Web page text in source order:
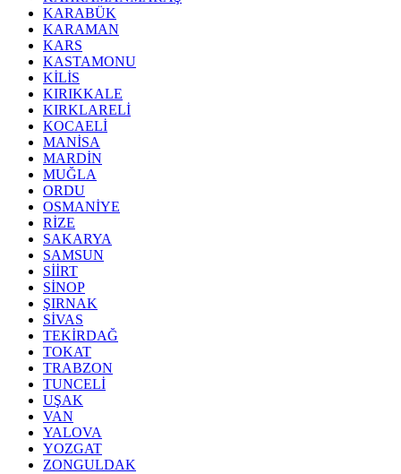
KARABÜK
KARAMAN
KARS
KASTAMONU
KİLİS
KIRIKKALE
KIRKLARELİ
KOCAELİ
MANİSA
MARDİN
MUĞLA
ORDU
OSMANİYE
RİZE
SAKARYA
SAMSUN
SİİRT
SİNOP
ŞIRNAK
SİVAS
TEKİRDAĞ
TOKAT
TRABZON
TUNCELİ
UŞAK
VAN
YALOVA
YOZGAT
ZONGULDAK